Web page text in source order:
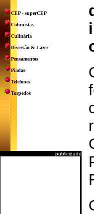
CEP - superCEP
Colunistas
Culinária
Diversão & Lazer
Pensamentos
Piadas
Telefones
Torpedos
publicidade